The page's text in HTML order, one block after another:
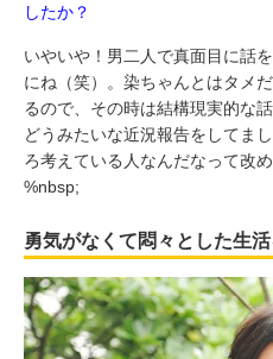
したか？
いやいや！男二人で真面目に話
にね（笑）。染ちゃんとはタメ
るので、その時は結構現実的な
どうみたいな近況報告をしてま
ろ考えている人なんだなって改
%nbsp;
勇気がなくて悶々とした生